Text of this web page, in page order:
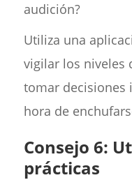
audición?
Utiliza una
vigilar los niveles
tomar decisiones
hora de
Consejo 6:
prácticas